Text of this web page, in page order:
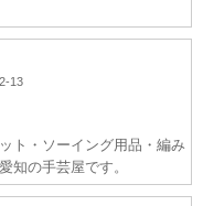
13
ト・ソーイング用品・編み
知の手芸屋です。